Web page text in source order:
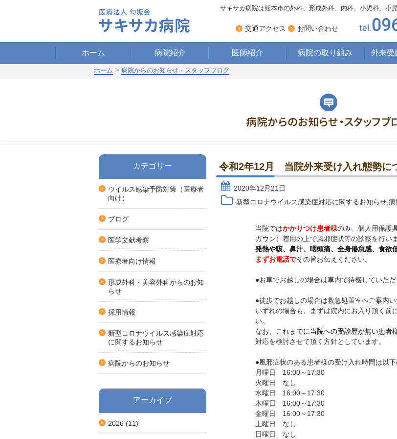
サキサカ病院は熊本市の外科、形成外科、内科、小児科、小
› 交通アクセス › お問い合わせ
ホーム 病院紹介 医師紹介 病院の取り組み
ペインクリニックへの
取り組み
床ずれ・ 褥瘡への
取り組み
外来受
ホーム > 病院からのお知らせ・スタッフブログ
カテゴリー
ウイルス感染予防対策（医療者
向け）
ブログ
医学文献考察
医療者向け情報
形成外科・美容外科からのお知
らせ
採用情報
新型コロナウイルス感染症対応
に関するお知らせ
病院からのお知らせ
アーカイブ
2026 (11)
令和2年12月 当院外来受け入れ態勢に
2020年12月21日
新型コロナウイルス感染症対応に関するお知らせ 病
当院ではかかりつけ患者様のみ、個人用保護
ガウン）着用の上で風邪症状等の診察を行いま
発熱や咳、鼻汁、咽頭痛、全身倦怠感、食欲
まずお電話でその旨お伝えください。
●お車でお越しの場合は車内で待機していた
●徒歩でお越しの場合は救急処置室へご案内い
いずれの場合も、まずは院内にお入り頂く前
い。
なお、これまでに当院への受診歴が無い患者
対応を検討させて頂く方針としています。
●風邪症状のある患者様の受け入れ時間は以
月曜日 16:00～17:30
火曜日 なし
水曜日 16:00～17:30
木曜日 16:00～17:30
金曜日 16:00～17:30
土曜日 なし
日曜日 なし